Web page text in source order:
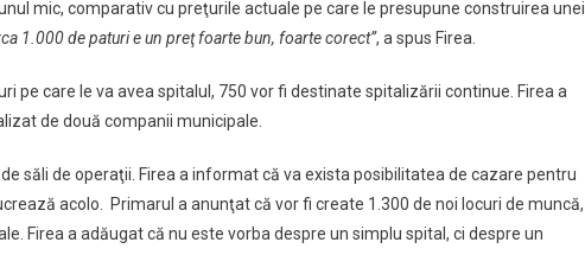
mic, comparativ cu preţurile actuale pe care le presupune construirea unei
1.000 de paturi e un preţ foarte bun, foarte corect”, a spus Firea.
pe care le va avea spitalul, 750 vor fi destinate spitalizării continue. Firea a
de două companii municipale.
săli de operaţii. Firea a informat că va exista posibilitatea de cazare pentru
acolo. Primarul a anunţat că vor fi create 1.300 de noi locuri de muncă,
Firea a adăugat că nu este vorba despre un simplu spital, ci despre un